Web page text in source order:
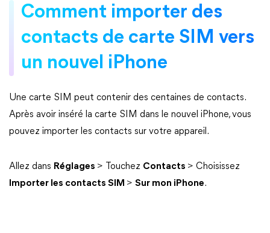
Comment importer des
contacts de carte SIM vers
un nouvel iPhone
Une carte SIM peut contenir des centaines de contacts.
Après avoir inséré la carte SIM dans le nouvel iPhone, vous
pouvez importer les contacts sur votre appareil.
Allez dans Réglages > Touchez Contacts > Choisissez
Importer les contacts SIM > Sur mon iPhone.